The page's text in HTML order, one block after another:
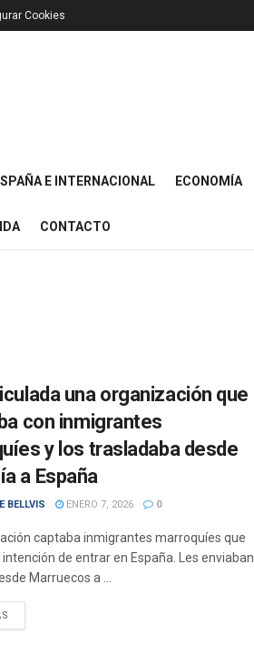
Cookies
E INTERNACIONAL ECONOMÍA
CONTACTO
una organización que
con inmigrantes
y los trasladaba desde
a España
BELLVIS ENERO 7, 2026 0
captaba inmigrantes marroquíes que
de entrar en España. Les enviaban
Marruecos a ...